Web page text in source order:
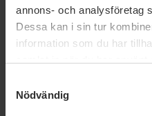
annons- och analysföretag
Dessa kan i sin tur
information som du har
Nödvändig
F Folkhälsa
Hälso- och sjukvård